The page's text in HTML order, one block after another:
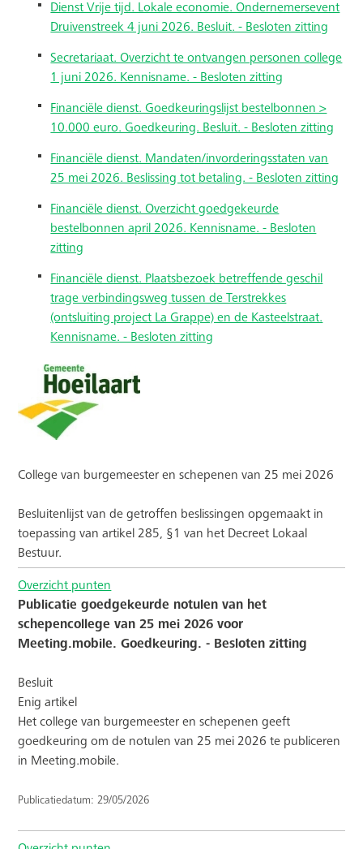
Dienst Vrije tijd. Lokale economie. Ondernemersevent
Druivenstreek 4 juni 2026. Besluit. - Besloten zitting
Secretariaat. Overzicht te ontvangen personen college
1 juni 2026. Kennisname. - Besloten zitting
Financiële dienst. Goedkeuringslijst bestelbonnen >
10.000 euro. Goedkeuring. Besluit. - Besloten zitting
Financiële dienst. Mandaten/invorderingsstaten van
25 mei 2026. Beslissing tot betaling. - Besloten zitting
Financiële dienst. Overzicht goedgekeurde
bestelbonnen april 2026. Kennisname. - Besloten
zitting
Financiële dienst. Plaatsbezoek betreffende geschil
trage verbindingsweg tussen de Terstrekkes
(ontsluiting project La Grappe) en de Kasteelstraat.
Kennisname. - Besloten zitting
College van burgemeester en schepenen van 25 mei 2026
Besluitenlijst van de getroffen beslissingen opgemaakt in
toepassing van artikel 285, §1 van het Decreet Lokaal
Bestuur.
Overzicht punten
Publicatie goedgekeurde notulen van het
schepencollege van 25 mei 2026 voor
Meeting.mobile. Goedkeuring. - Besloten zitting
Besluit
Enig artikel
Het college van burgemeester en schepenen geeft
goedkeuring om de notulen van 25 mei 2026 te publiceren
in Meeting.mobile.
Publicatiedatum: 29/05/2026